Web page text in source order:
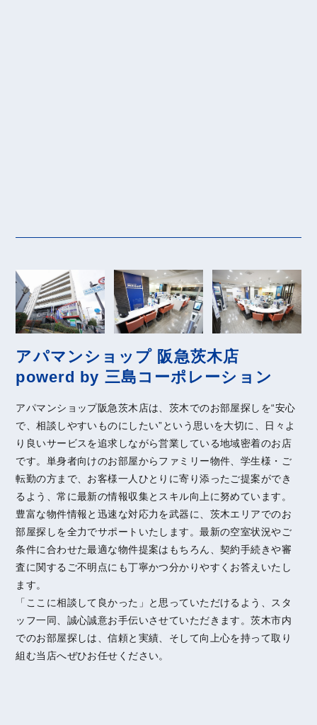
アパマンショップ 阪急茨木店
powerd by 三島コーポレーション
アパマンショップ阪急茨木店は、茨木でのお部屋探しを“安心
で、相談しやすいものにしたい”という思いを大切に、日々よ
り良いサービスを追求しながら営業している地域密着のお店
です。単身者向けのお部屋からファミリー物件、学生様・ご
転勤の方まで、お客様一人ひとりに寄り添ったご提案ができ
るよう、常に最新の情報収集とスキル向上に努めています。
豊富な物件情報と迅速な対応力を武器に、茨木エリアでのお
部屋探しを全力でサポートいたします。最新の空室状況やご
条件に合わせた最適な物件提案はもちろん、契約手続きや審
査に関するご不明点にも丁寧かつ分かりやすくお答えいたし
ます。
「ここに相談して良かった」と思っていただけるよう、スタ
ッフ一同、誠心誠意お手伝いさせていただきます。茨木市内
でのお部屋探しは、信頼と実績、そして向上心を持って取り
組む当店へぜひお任せください。